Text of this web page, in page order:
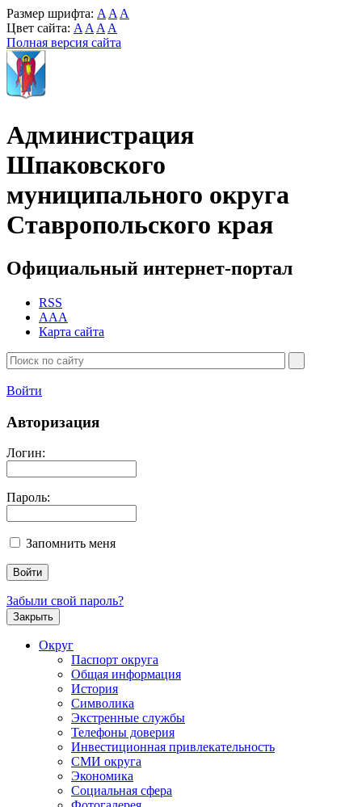
Размер шрифта: A A A
Цвет сайта: A A A A
Полная версия сайта
Администрация
Шпаковского
муниципального округа
Ставропольского края
Официальный интернет-портал
RSS
AAA
Карта сайта
Войти
Авторизация
Логин:
Пароль:
Запомнить меня
Забыли свой пароль?
Закрыть
Округ
Паспорт округа
Общая информация
История
Символика
Экстренные службы
Телефоны доверия
Инвестиционная привлекательность
СМИ округа
Экономика
Социальная сфера